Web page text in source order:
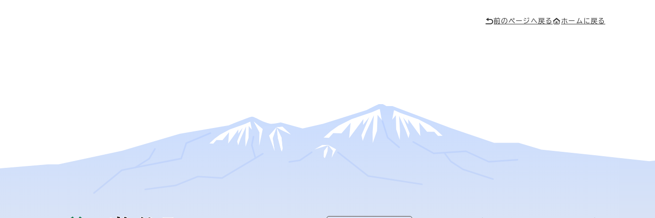
前のページへ戻る ホームに戻る